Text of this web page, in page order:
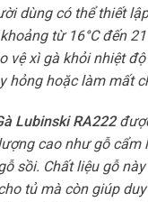
dùng có thể thiết
từ 16°C đến
vệ xì gà khỏi nhiệt
hỏng hoặc làm mất
Lubinski RA222
cao như gỗ cẩm
sồi. Chất liệu gỗ
tủ mà còn giúp